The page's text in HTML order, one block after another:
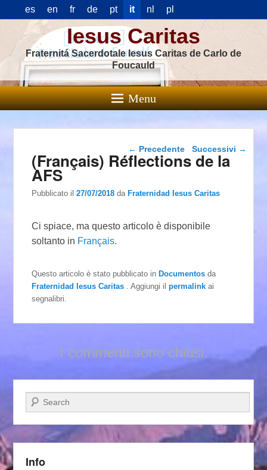
es en fr de pt it nl pl
Iesus Caritas
Fraternitá Sacerdotale Iesus Caritas de Carlo de
Foucauld
Menu
Navigazione articolo
← Precedente Successivi →
(Français) Réflections de la
AFS
Pubblicato il27/07/2018 daFraternidad Iesus Caritas
Ci spiace, ma questo articolo è disponibile
soltanto in Français.
Questo articolo è stato pubblicato inDocumentos da
Fraternidad Iesus Caritas
. Aggiungi ilpermalink ai
segnalibri.
I commenti sono chiusi.
Cerca
Info